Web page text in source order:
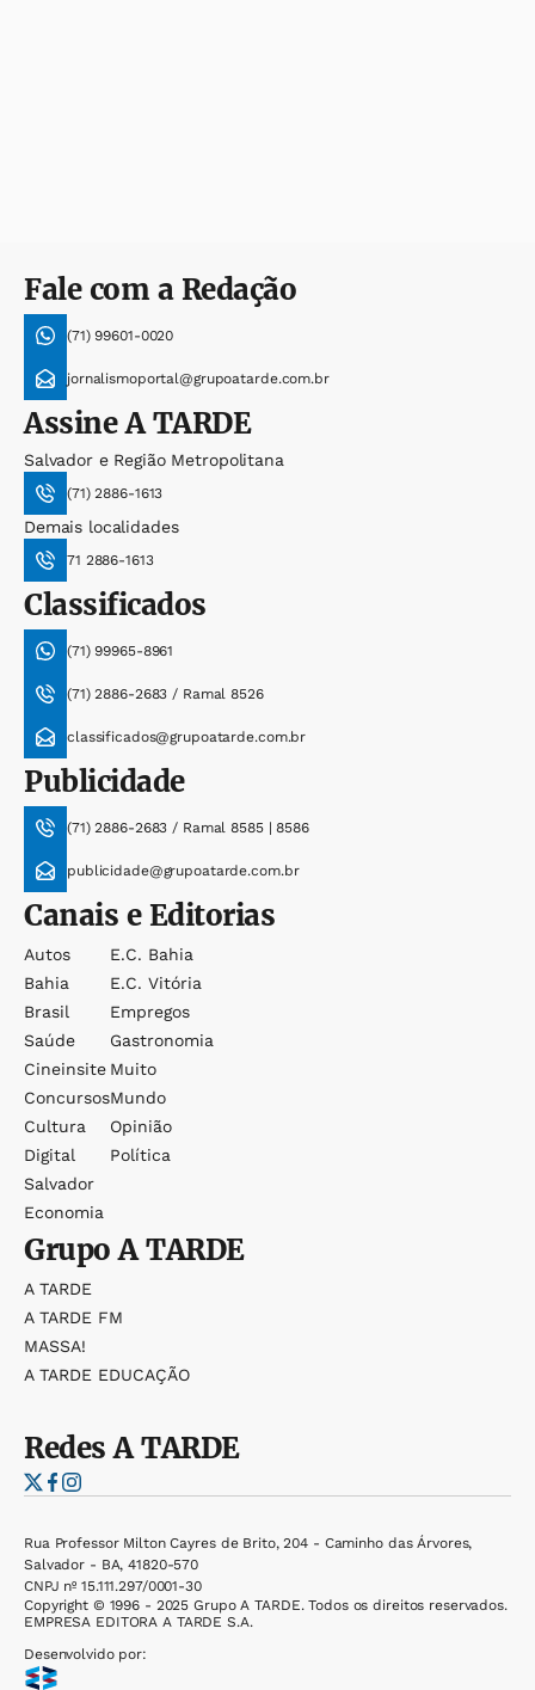
Fale com a Redação
(71) 99601-0020
jornalismoportal@grupoatarde.com.br
AssineA TARDE
Salvador e Região Metropolitana
(71) 2886-1613
Demais localidades
71 2886-1613
Classificados
(71) 99965-8961
(71) 2886-2683 / Ramal 8526
classificados@grupoatarde.com.br
Publicidade
(71) 2886-2683 / Ramal 8585 | 8586
publicidade@grupoatarde.com.br
Canais e Editorias
Autos
Bahia
Brasil
Saúde
Cineinsite
Concursos
Cultura
Digital
Salvador
Economia
E.c. Bahia
E.c. Vitória
Empregos
Gastronomia
Muito
Mundo
Opinião
Política
GrupoA TARDE
A TARDE
A TARDE FM
MASSA!
A TARDE EDUCAÇÃO
RedesA TARDE
Rua Professor Milton Cayres de Brito, 204 - Caminho das Árvores,
Salvador - BA, 41820-570
CNPJ nº 15.111.297/0001-30
Copyright © 1996 - 2025 Grupo A TARDE. Todos os direitos reservados.
EMPRESA EDITORA A TARDE S.A.
Desenvolvido por: